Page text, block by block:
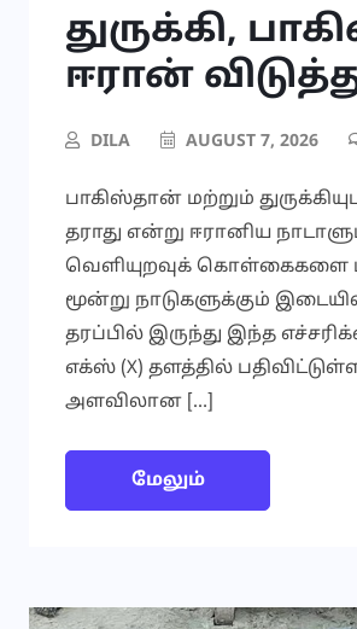
துருக்கி,
ஈரான்
DILA AUGUST 7, 2026
பாகிஸ்தான் மற்றும்
தராது என்று ஈரானிய
வெளியுறவுக் கொள்கைகளை
மூன்று நாடுகளுக்கும்
தரப்பில் இருந்து இந்த
எக்ஸ் (X) தளத்தில்
அளவிலான […]
மேலும்